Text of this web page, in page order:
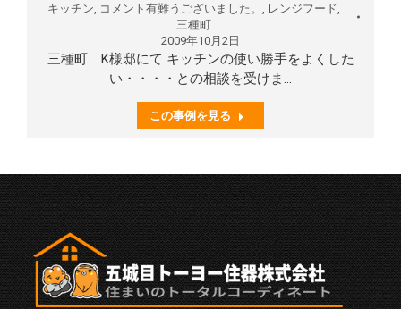
キッチン コメント有難うございました。 レンジフード
三種町
2009年10月2日
三種町 K様邸にて キッチンの使い勝手をよくした
い・・・・との相談を受けま…
この事例を見る